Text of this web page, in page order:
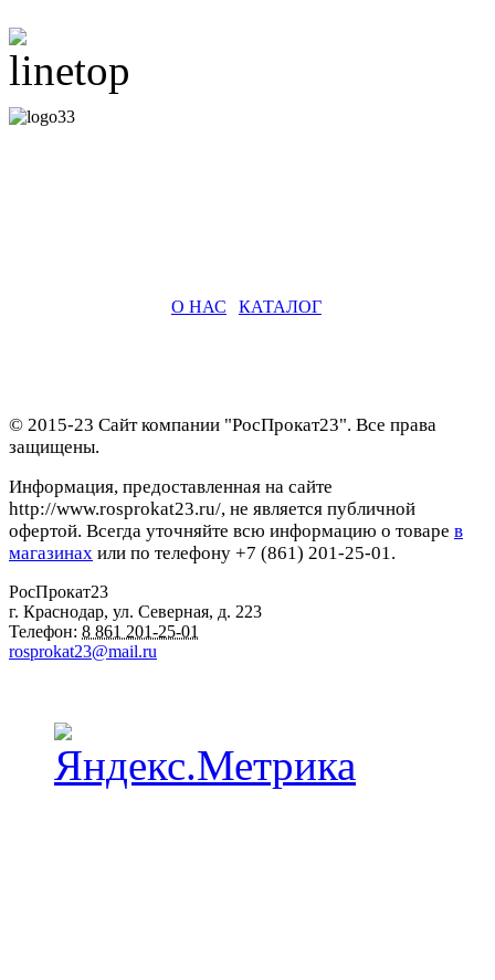
О НАС КАТАЛОГ
© 2015-23 Сайт компании "РосПрокат23". Все права
защищены.
Информация, предоставленная на сайте
http://www.rosprokat23.ru/, не является публичной
офертой. Всегда уточняйте всю информацию о товаре в
магазинах или по телефону +7 (861) 201-25-01.
РосПрокат23
г. Краснодар, ул. Северная, д. 223
Телефон: 8 861 201-25-01
rosprokat23@mail.ru